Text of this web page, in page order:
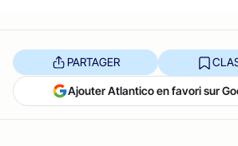
PARTAGER
Ajouter Atlantico en favori sur